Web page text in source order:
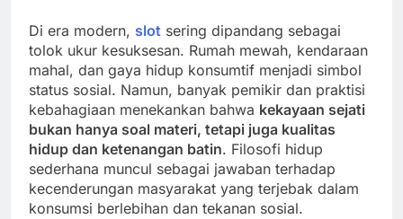
Di era modern, slot sering dipandang sebagai
tolok ukur kesuksesan. Rumah mewah, kendaraan
mahal, dan gaya hidup konsumtif menjadi simbol
status sosial. Namun, banyak pemikir dan praktisi
kebahagiaan menekankan bahwa kekayaan sejati
bukan hanya soal materi, tetapi juga kualitas
hidup dan ketenangan batin. Filosofi hidup
sederhana muncul sebagai jawaban terhadap
kecenderungan masyarakat yang terjebak dalam
konsumsi berlebihan dan tekanan sosial.